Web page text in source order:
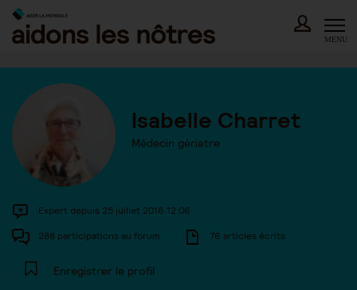
Skip
content
MENU
Isabelle Charret
Médecin gériatre
Expert depuis 25 juillet 2016 12:06
288 participations au forum 76 articles écrits
Enregistrer le profil